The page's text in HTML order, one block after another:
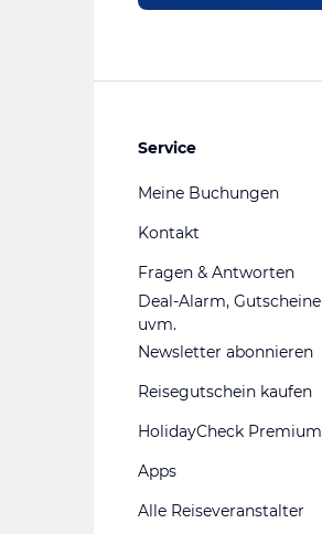
Service
Meine Buchungen
Kontakt
Fragen & Antworten
Deal-Alarm, Gutscheine
uvm.
Newsletter abonnieren
Reisegutschein kaufen
HolidayCheck Premium
Apps
Alle Reiseveranstalter